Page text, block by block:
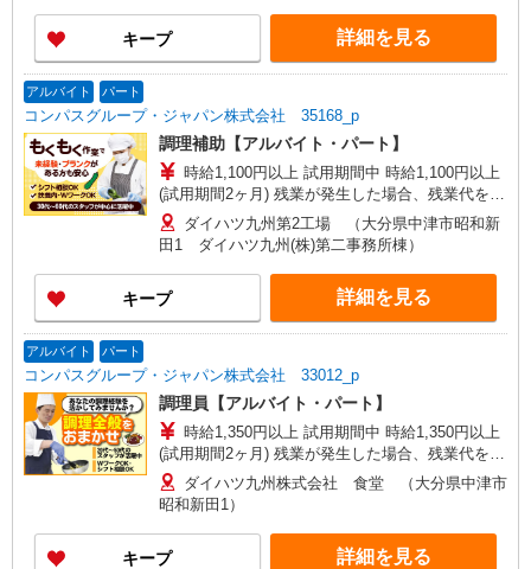
キープ 詳細を見る
アルバイト パート
コンパスグループ・ジャパン株式会社 35168_p
調理補助【アルバイト・パート】
時給1,100円以上 試用期間中 時給1,100円以上
(試用期間2ヶ月) 残業が発生した場合、残業代を1
分単位で別途支給します。
ダイハツ九州第2工場 （大分県中津市昭和新
田1 ダイハツ九州(株)第二事務所棟）
キープ 詳細を見る
アルバイト パート
コンパスグループ・ジャパン株式会社 33012_p
調理員【アルバイト・パート】
時給1,350円以上 試用期間中 時給1,350円以上
(試用期間2ヶ月) 残業が発生した場合、残業代を1
分単位で別途支給します。
ダイハツ九州株式会社 食堂 （大分県中津市
昭和新田1）
キープ 詳細を見る